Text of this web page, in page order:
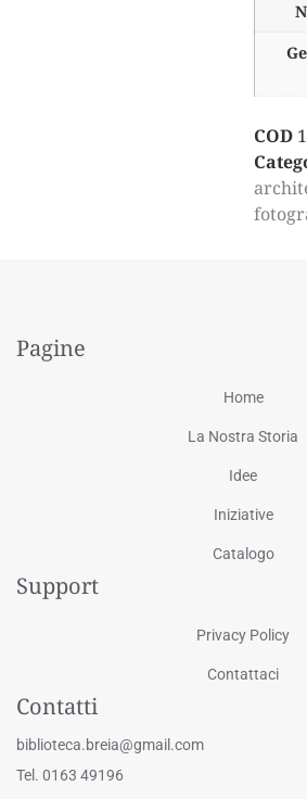
COD
Pagine
Home
La Nostra Storia
Idee
Iniziative
Catalogo
Support
Privacy Policy
Contattaci
Contatti
biblioteca.breia@gmail.com
Tel. 0163 49196